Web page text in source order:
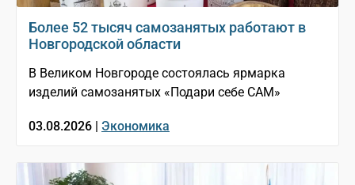
Более 52 тысяч самозанятых работают в
Новгородской области
В Великом Новгороде состоялась ярмарка
изделий самозанятых «Подари себе САМ»
03.08.2026 | Экономика